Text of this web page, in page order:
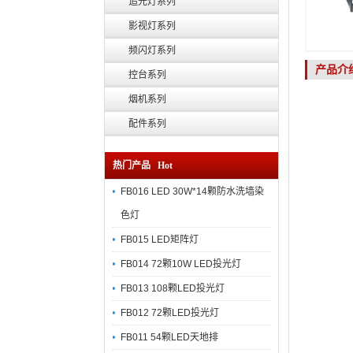
影视灯系列
频闪灯系列
控台系列
烟机系列
配件系列
热门产品 Hot
FB016 LED 30W*14颗防水洗墙染
色灯
FB015 LED矩阵灯
FB014 72颗10W LED投光灯
FB013 108颗LED投光灯
FB012 72颗LED投光灯
FB011 54颗LED天地排
产品介